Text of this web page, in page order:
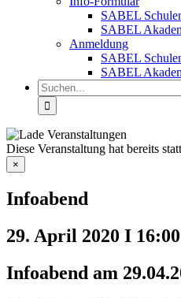
SABEL
SABEL
Anmeldung
SABEL
SABEL
Suche
nach:
Diese Veranstaltung hat bereits
×
Infoabend
29. April 2020 I 16:00
Infoabend am